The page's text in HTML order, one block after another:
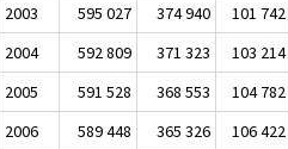
2003
595 027 374 940 101 742
2004
592 809 371 323 103 214
2005
591 528 368 553 104 782
2006
589 448 365 326 106 422